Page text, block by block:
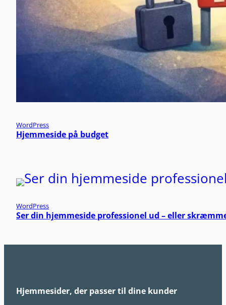
WordPress
Hjemmeside på budget
WordPress
Ser din hjemmeside professionel ud – eller
Hjemmesider, der passer til dine kunder